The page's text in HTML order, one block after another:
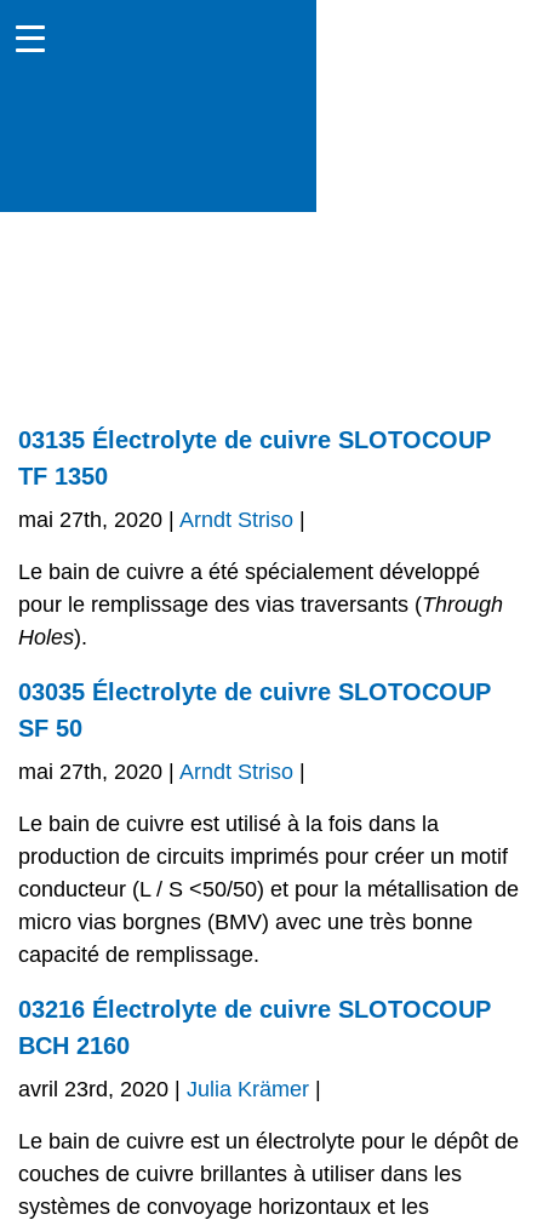
03135 Électrolyte de cuivre SLOTOCOUP
TF 1350
mai 27th, 2020 | Arndt Striso
Le bain de cuivre a été spécialement développé
pour le remplissage des vias traversants (Through
Holes).
03035 Électrolyte de cuivre SLOTOCOUP
SF 50
mai 27th, 2020 | Arndt Striso
Le bain de cuivre est utilisé à la fois dans la
production de circuits imprimés pour créer un motif
conducteur (L / S <50/50) et pour la métallisation de
micro vias borgnes (BMV) avec une très bonne
capacité de remplissage.
03216 Électrolyte de cuivre SLOTOCOUP
BCH 2160
avril 23rd, 2020 | Julia Krämer
Le bain de cuivre est un électrolyte pour le dépôt de
couches de cuivre brillantes à utiliser dans les
systèmes de convoyage horizontaux et les